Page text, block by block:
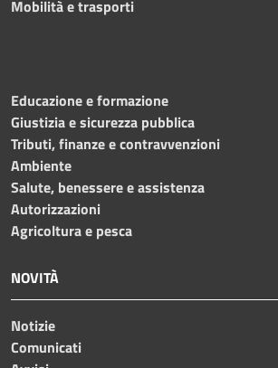
Mobilità e trasporti
Educazione e formazione
Giustizia e sicurezza pubblica
Tributi, finanze e contravvenzioni
Ambiente
Salute, benessere e assistenza
Autorizzazioni
Agricoltura e pesca
NOVITÀ
Notizie
Comunicati